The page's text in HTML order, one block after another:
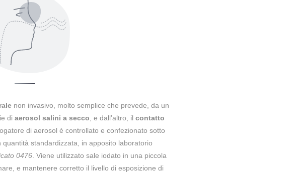
non invasivo, molto semplice che prevede, da un
di aerosol salini a secco , e dall’altro, il contatto
di aerosol è controllato e confezionato sotto
quantità standardizzata, in apposito laboratorio
0476. Viene utilizzato sale iodato in una piccola
e mantenere corretto il livello di esposizione di